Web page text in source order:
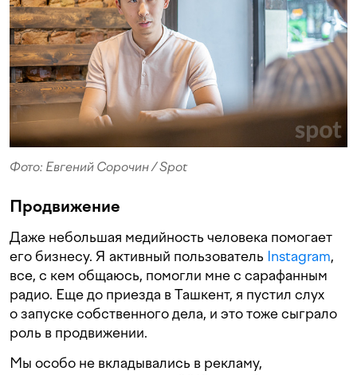
Фото: Евгений Сорочин / Spot
Продвижение
Даже небольшая медийность человека помогает
его бизнесу. Я активный пользователь Instagram,
все, с кем общаюсь, помогли мне с сарафанным
радио. Еще до приезда в Ташкент, я пустил слух
о запуске собственного дела, и это тоже сыграло
роль в продвижении.
Мы особо не вкладывались в рекламу,